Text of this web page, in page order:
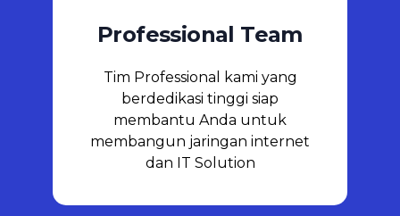
Professional​ Team
Tim Professional kami yang
berdedikasi tinggi siap
membantu Anda untuk
membangun jaringan internet